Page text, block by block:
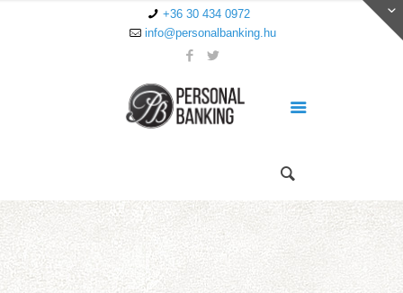
+36 30 434 0972
info@personalbanking.hu